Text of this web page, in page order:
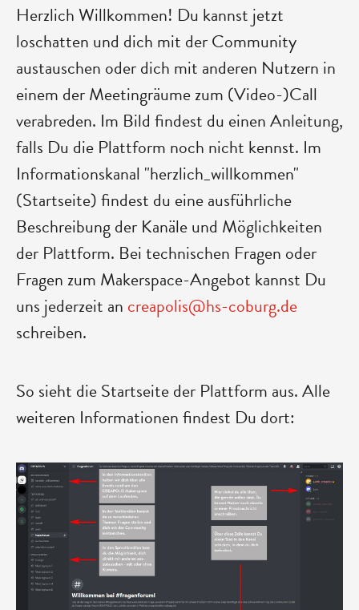
Herzlich Willkommen! Du kannst jetzt
loschatten und dich mit der Community
austauschen oder dich mit anderen Nutzern in
einem der Meetingräume zum (Video-)Call
verabreden. Im Bild findest du einen Anleitung,
falls Du die Plattform noch nicht kennst. Im
Informationskanal "herzlich_willkommen"
(Startseite) findest du eine ausführliche
Beschreibung der Kanäle und Möglichkeiten
der Plattform. Bei technischen Fragen oder
Fragen zum Makerspace-Angebot kannst Du
uns jederzeit an creapolis@hs-coburg.de
schreiben.
So sieht die Startseite der Plattform aus. Alle
weiteren Informationen findest Du dort: